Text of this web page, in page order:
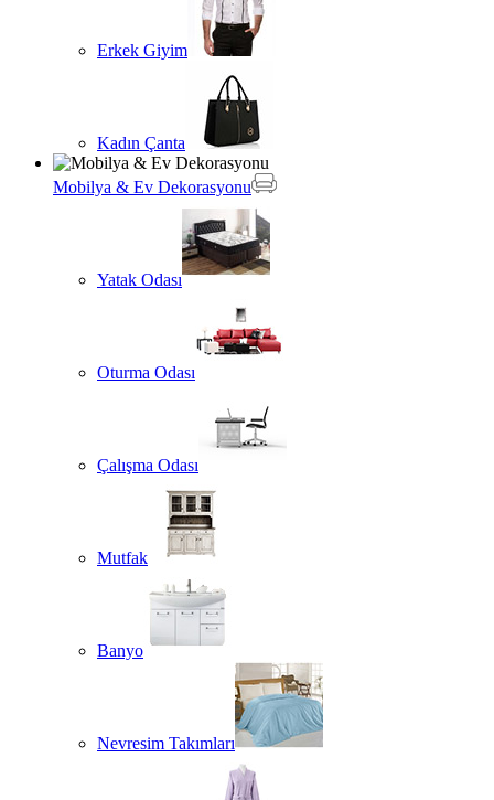
Erkek Giyim
Kadın Çanta
Mobilya & Ev Dekorasyonu
Yatak Odası
Oturma Odası
Çalışma Odası
Mutfak
Banyo
Nevresim Takımları